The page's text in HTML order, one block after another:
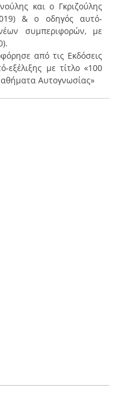
και ο Γκριζούλης
& ο οδηγός αυτό-
συμπεριφορών, με
από τις Εκδόσεις
εξέλιξης με τίτλο «100
Αυτογνωσίας»